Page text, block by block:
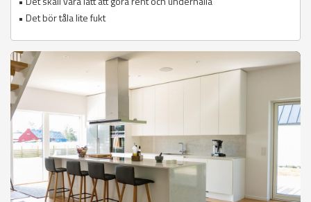
• Det bör tåla lite fukt